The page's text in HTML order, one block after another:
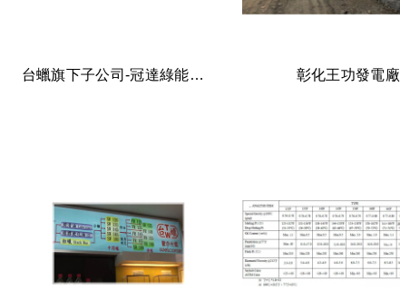
台蠟旗下子公司-冠達綠能事業有限公司投資桃園龍潭屋頂型冠達善哉電廠 彰化王功發電廠